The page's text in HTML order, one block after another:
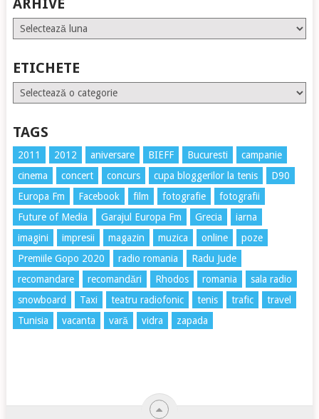
ARHIVE
Arhive
ETICHETE
Etichete
TAGS
2011 2012 aniversare BIEFF Bucuresti
campanie
cinema
concert concurs cupa bloggerilor la tenis
D90
Europa Fm
Facebook film fotografie
fotografii
Future of Media
Garajul Europa Fm Grecia
iarna
imagini
impresii magazin muzica online
poze
Premiile Gopo 2020
radio romania
Radu Jude
recomandare
recomandări Rhodos romania
sala radio
snowboard
Taxi teatru radiofonic tenis trafic
travel
Tunisia
vacanta vară vidra zapada